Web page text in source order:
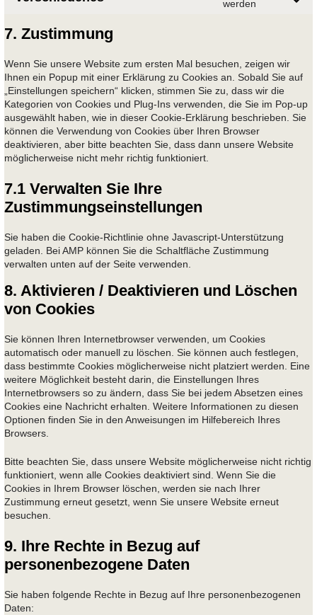
werden
7. Zustimmung
Wenn Sie unsere Website zum ersten Mal besuchen, zeigen wir
Ihnen ein Popup mit einer Erklärung zu Cookies an. Sobald Sie auf
„Einstellungen speichern“ klicken, stimmen Sie zu, dass wir die
Kategorien von Cookies und Plug-Ins verwenden, die Sie im Pop-up
ausgewählt haben, wie in dieser Cookie-Erklärung beschrieben. Sie
können die Verwendung von Cookies über Ihren Browser
deaktivieren, aber bitte beachten Sie, dass dann unsere Website
möglicherweise nicht mehr richtig funktioniert.
7.1 Verwalten Sie Ihre
Zustimmungseinstellungen
Sie haben die Cookie-Richtlinie ohne Javascript-Unterstützung
geladen. Bei AMP können Sie die Schaltfläche Zustimmung
verwalten unten auf der Seite verwenden.
8. Aktivieren / Deaktivieren und Löschen
von Cookies
Sie können Ihren Internetbrowser verwenden, um Cookies
automatisch oder manuell zu löschen. Sie können auch festlegen,
dass bestimmte Cookies möglicherweise nicht platziert werden. Eine
weitere Möglichkeit besteht darin, die Einstellungen Ihres
Internetbrowsers so zu ändern, dass Sie bei jedem Absetzen eines
Cookies eine Nachricht erhalten. Weitere Informationen zu diesen
Optionen finden Sie in den Anweisungen im Hilfebereich Ihres
Browsers.
Bitte beachten Sie, dass unsere Website möglicherweise nicht richtig
funktioniert, wenn alle Cookies deaktiviert sind. Wenn Sie die
Cookies in Ihrem Browser löschen, werden sie nach Ihrer
Zustimmung erneut gesetzt, wenn Sie unsere Website erneut
besuchen.
9. Ihre Rechte in Bezug auf
personenbezogene Daten
Sie haben folgende Rechte in Bezug auf Ihre personenbezogenen
Daten: